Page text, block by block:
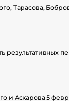
Тарасова,
результативных
и Аскарова 5